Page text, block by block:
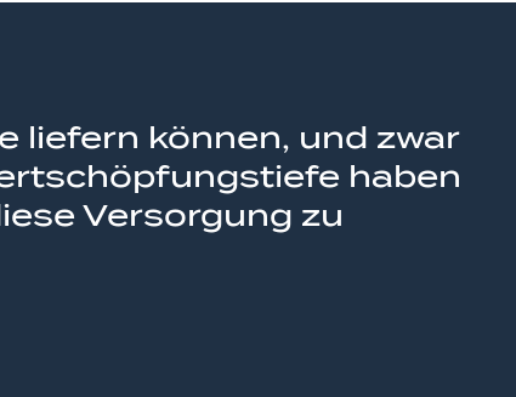
liefern können, und zwar
haben
Versorgung zu